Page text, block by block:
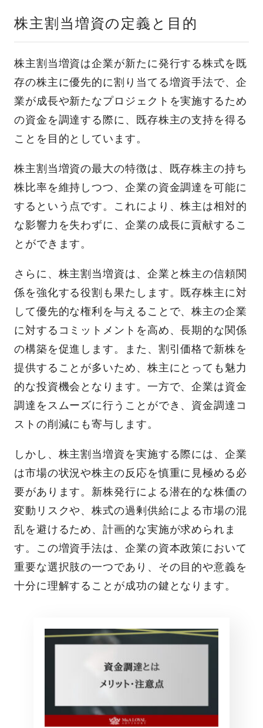
株主割当増資の定義と目的
株主割当増資は企業が新たに発行する株式を既
存の株主に優先的に割り当てる増資手法で、企
業が成長や新たなプロジェクトを実施するため
の資金を調達する際に、既存株主の支持を得る
ことを目的としています。
株主割当増資の最大の特徴は、既存株主の持ち
株比率を維持しつつ、企業の資金調達を可能に
するという点です。これにより、株主は相対的
な影響力を失わずに、企業の成長に貢献するこ
とができます。
さらに、株主割当増資は、企業と株主の信頼関
係を強化する役割も果たします。既存株主に対
して優先的な権利を与えることで、株主の企業
に対するコミットメントを高め、長期的な関係
の構築を促進します。また、割引価格で新株を
提供することが多いため、株主にとっても魅力
的な投資機会となります。一方で、企業は資金
調達をスムーズに行うことができ、資金調達コ
ストの削減にも寄与します。
しかし、株主割当増資を実施する際には、企業
は市場の状況や株主の反応を慎重に見極める必
要があります。新株発行による潜在的な株価の
変動リスクや、株式の過剰供給による市場の混
乱を避けるため、計画的な実施が求められま
す。この増資手法は、企業の資本政策において
重要な選択肢の一つであり、その目的や意義を
十分に理解することが成功の鍵となります。